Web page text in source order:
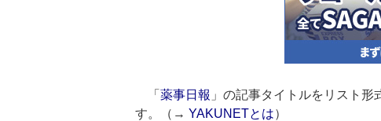
「 薬事日報 」の記事タイトルをリスト形
す。（→ YAKUNETとは）